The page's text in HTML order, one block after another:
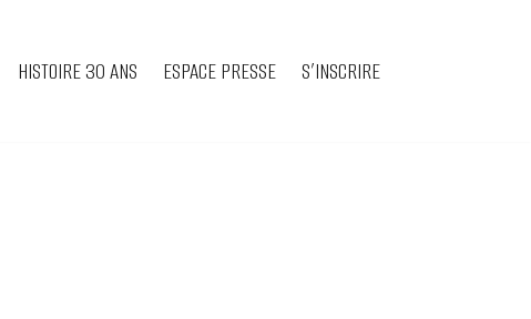
HISTOIRE 30 ANS ESPACE PRESSE S’INSCRIRE